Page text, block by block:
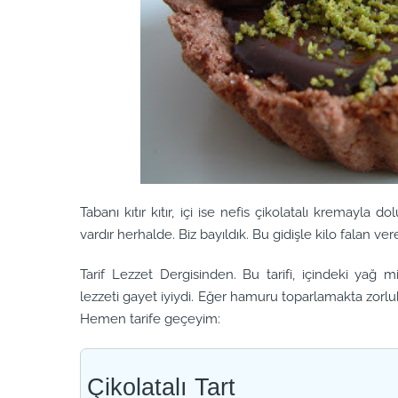
Tabanı kıtır kıtır, içi ise nefis çikolatalı kremayla
vardır herhalde. Biz bayıldık. Bu gidişle kilo falan
Tarif Lezzet Dergisinden. Bu tarifi, içindeki yağ
lezzeti gayet iyiydi. Eğer hamuru toparlamakta
Hemen tarife geçeyim:
Çikolatalı Tart